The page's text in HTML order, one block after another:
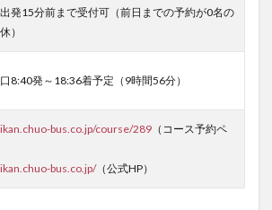
発15分前まで受付可（前日までの予約が0名の
）
8:40発～18:36着予定（9時間56分）
bus.co.jp/course/289 （コース予約ペ
bus.co.jp/（公式HP）